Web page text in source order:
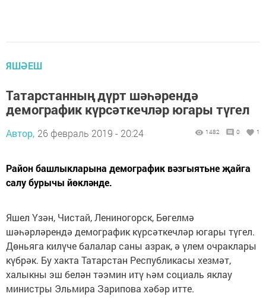
ЯШӘЕШ
Татарстанның дүрт шәһәрендә
демографик күрсәткечләр югары түгел
Автор, 26 февраль 2019 - 20:24 1482 0 1
Район башлыкларына демографик вәзгыятьне җайга
салу бурычы йөкләнде.
Яшел Үзән, Чистай, Лениногорск, Бөгелмә
шәһәрләрендә демографик күрсәткечләр югары түгел.
Дөньяга килүче балалар саны азрак, ә үлем очраклары
күбрәк. Бу хакта Татарстан Республикасы хезмәт,
халыкны эш белән тәэмин итү һәм социаль яклау
министры Эльмира Зарипова хәбәр итте.